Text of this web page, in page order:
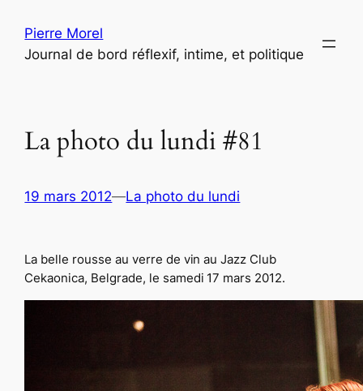
contenu
Pierre Morel
Journal de bord réflexif, intime, et politique
La photo du lundi #81
19 mars 2012—La photo du lundi
La belle rousse au verre de vin au Jazz Club
Cekaonica, Belgrade, le samedi 17 mars 2012.